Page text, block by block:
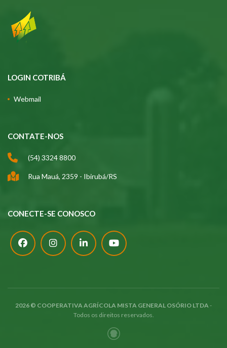
LOGIN COTRIBÁ
Webmail
CONTATE-NOS
(54) 3324 8800
Rua Mauá, 2359 - Ibirubá/RS
CONECTE-SE CONOSCO
2026 © COOPERATIVA AGRÍCOLA MISTA GENERAL OSÓRIO LTDA -
Todos os direitos reservados.